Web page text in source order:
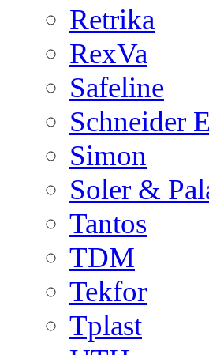
Retrika
RexVa
Safeline
Schneider
Simon
Soler &
Tantos
TDM
Tekfor
Tplast